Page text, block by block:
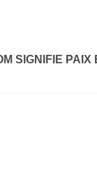
SIGNIFIE PAIX